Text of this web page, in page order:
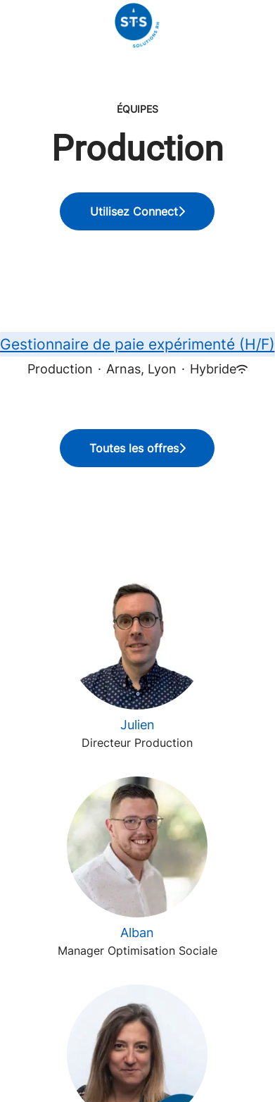
ÉQUIPES
Production
Utilisez Connect
Gestionnaire de paie expérimenté (H/F)
Production · Arnas, Lyon · Hybride
Toutes les offres
Julien
Directeur Production
Alban
Manager Optimisation Sociale